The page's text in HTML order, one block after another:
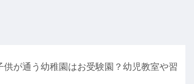
供が通う幼稚園はお受験園？幼児教室や習